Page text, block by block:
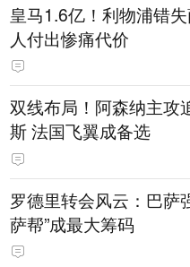
皇马1.6亿！利物浦错
人付出惨痛代价
双线布局！阿森纳主攻
斯 法国飞翼成备选
罗德里转会风云：巴萨
萨帮”成最大筹码